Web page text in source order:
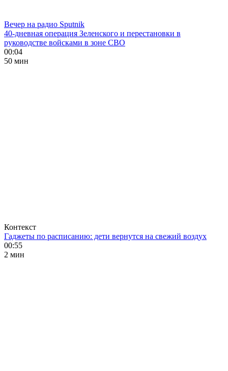
Вечер на радио Sputnik
40-дневная операция Зеленского и перестановки в
руководстве войсками в зоне СВО
00:04
50 мин
Контекст
Гаджеты по расписанию: дети вернутся на свежий воздух
00:55
2 мин